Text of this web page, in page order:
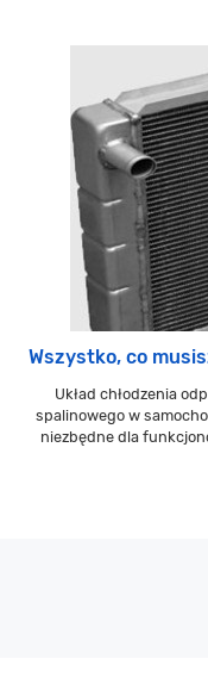
Wszystko, co
Układ chłodzenia
spalinowego w
niezbędne dla